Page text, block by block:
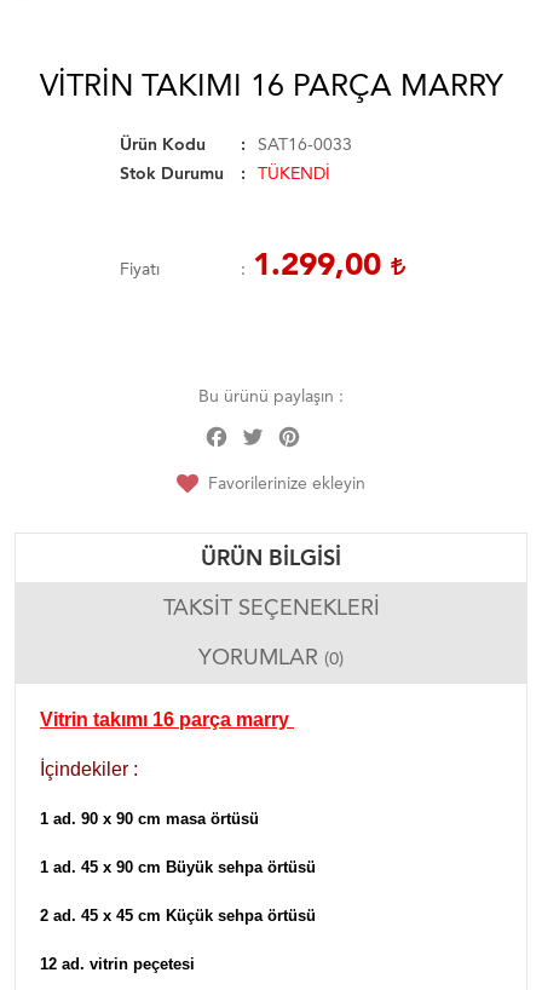
VITRIN TAKIMI 16 PARÇA MARRY
Ürün Kodu
SAT16-0033
Stok Durumu
TÜKENDİ
Fiyatı 1.299,00
Bu ürünü paylaşın :
Facebook
Twitter
Favorilerinize ekleyin
ÜRÜN BILGISI
TAKSIT SEÇENEKLERI
YORUMLAR (0)
Vitrin takımı 16 parça marry
İçindekiler :
1 ad. 90 x 90 cm masa örtüsü
1 ad. 45 x 90 cm Büyük sehpa örtüsü
2 ad. 45 x 45 cm Küçük sehpa örtüsü
12 ad. vitrin peçetesi